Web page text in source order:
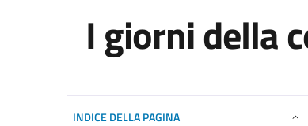
I giorni della
INDICE DELLA PAGINA